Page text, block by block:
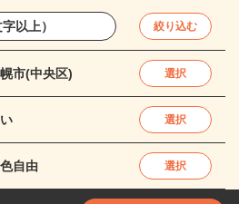
絞り込む
市(中央区) 選択
選択
自由 選択